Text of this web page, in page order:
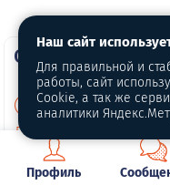
О портале
О нас
Политика
Обработка
Профиль
Наш сайт
Для правильной и
работы, сайт
Cookie, а так же
аналитики